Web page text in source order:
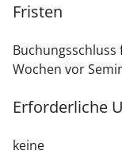
Fristen
Wochen vor
Erforderliche
keine